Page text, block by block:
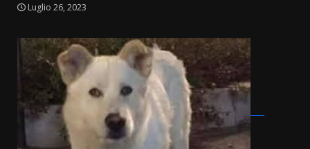
Luglio 26, 2023